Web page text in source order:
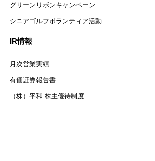
グリーンリボンキャンペーン
シニアゴルフボランティア活動
IR情報
月次営業実績
有価証券報告書
（株）平和 株主優待制度